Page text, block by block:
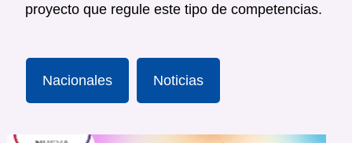
proyecto que regule este tipo de competencias.
Nacionales Noticias